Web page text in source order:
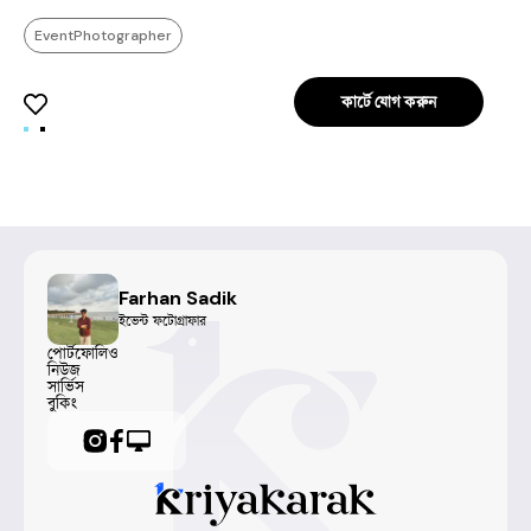
EventPhotographer
কার্টে যোগ করুন
Farhan Sadik
ইভেন্ট ফটোগ্রাফার
পোর্টফোলিও
নিউজ
সার্ভিস
বুকিং